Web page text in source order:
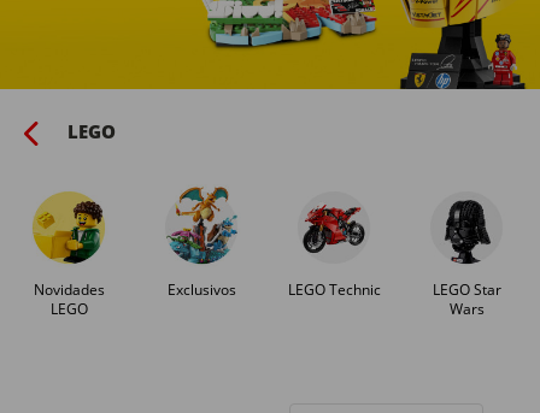
LEGO
Novidades
LEGO
Exclusivos LEGO Technic
LEGO Star
Wars